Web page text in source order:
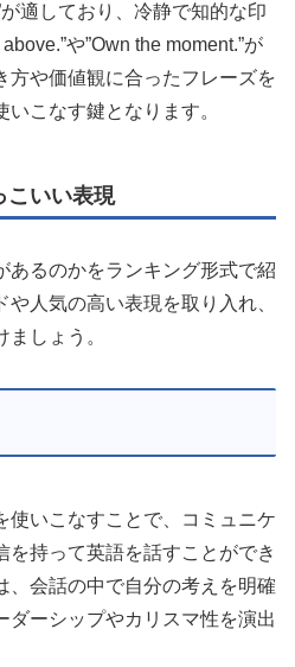
が適しており、冷静で知的な印
や”Own the moment.”が
方や価値観に合ったフレーズを
こなす鍵となります。
こいい表現
あるのかをランキング形式で紹
人気の高い表現を取り入れ、
しょう。
使いこなすことで、コミュニケ
を持って英語を話すことができ
、会話の中で自分の考えを明確
ダーシップやカリスマ性を演出